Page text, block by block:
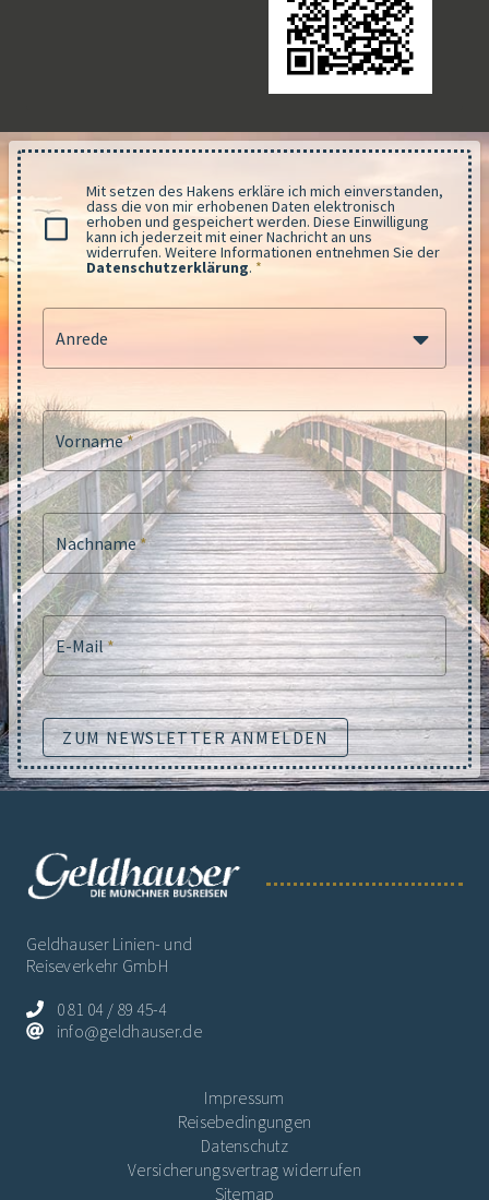
Anrede
Vorname*
Nachname*
E-Mail*
Mit setzen des Hakens erkläre ich mich einverstanden,
dass die von mir erhobenen Daten elektronisch
erhoben und gespeichert werden. Diese Einwilligung
kann ich jederzeit mit einer Nachricht an uns
widerrufen. Weitere Informationen entnehmen Sie der
Datenschutzerklärung. *
ZUM NEWSLETTER ANMELDEN
Geldhauser Linien- und
Reiseverkehr GmbH
0 81 04 / 89 45-4
info@geldhauser.de
Impressum
Reisebedingungen
Datenschutz
Versicherungsvertrag widerrufen
Sitemap